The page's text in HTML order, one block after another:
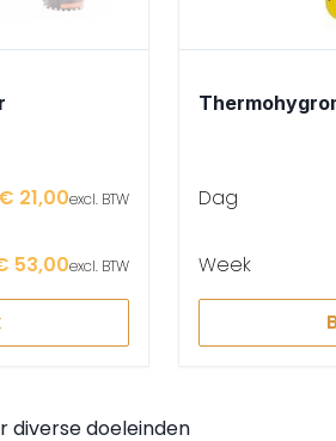
€ 21,00excl. BTW
53,00excl. BTW
Dag
Week
diverse doeleinden